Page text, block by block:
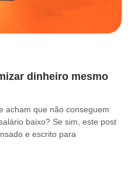
dinheiro mesmo
acham que não conseguem
baixo? Se sim, este post
e escrito para